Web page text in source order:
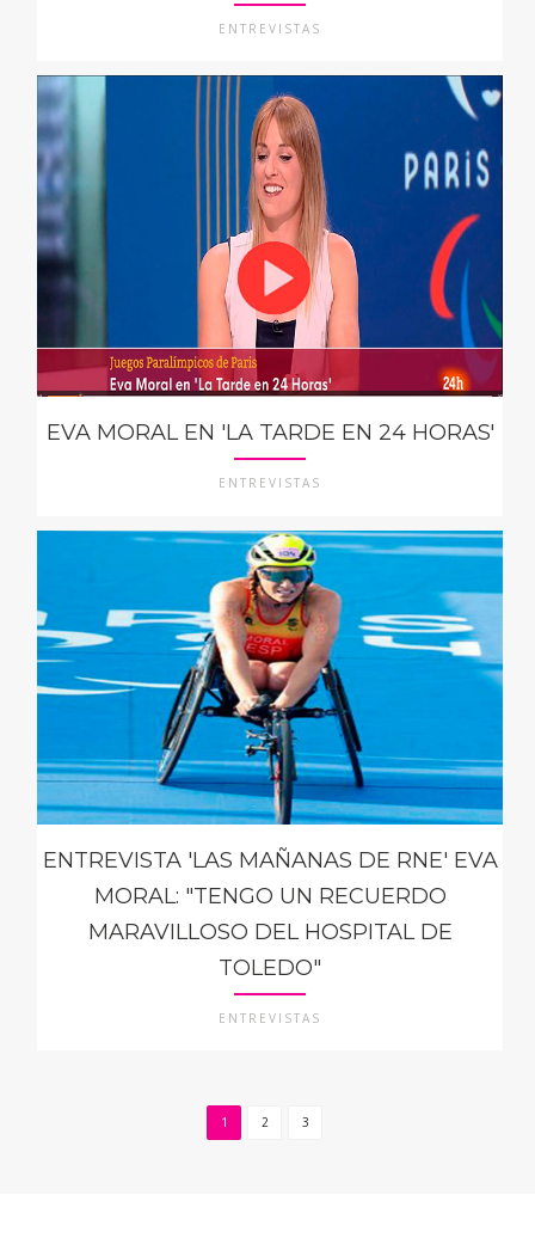
ENTREVISTAS
EVA MORAL EN 'LA TARDE EN 24 HORAS'
ENTREVISTAS
ENTREVISTA 'LAS MAÑANAS DE RNE' EVA
MORAL: "TENGO UN RECUERDO
MARAVILLOSO DEL HOSPITAL DE
TOLEDO"
ENTREVISTAS
1 2 3